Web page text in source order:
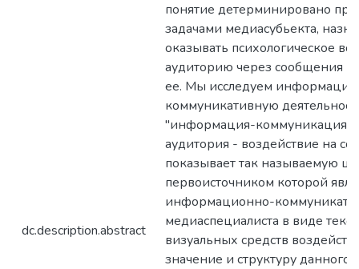
dc.description.abstract
понятие детерминировано
задачами медиасубьекта,
оказывать психологическое
аудиторию через сообщения
ее. Мы исследуем
коммуникативную
"информация-коммуникация
аудитория - воздействие на
показывает так называемую
первоисточником которой
информационно-
медиаспециалиста в виде
визуальных средств
значение и структуру данного